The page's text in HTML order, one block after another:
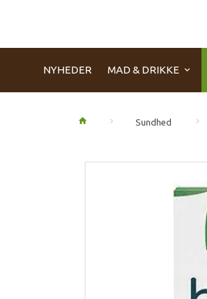
NYHEDER MAD & DRIKKE
Sundhed